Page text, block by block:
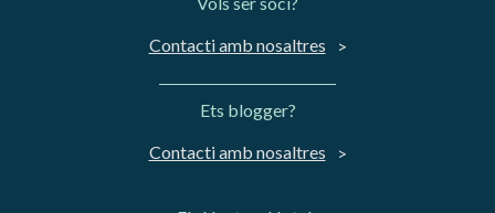
Contacti amb nosaltres
Ets blogger?
Contacti amb nosaltres